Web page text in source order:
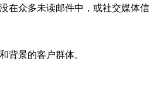
在众多未读邮件中，或社交媒体信
背景的客户群体。